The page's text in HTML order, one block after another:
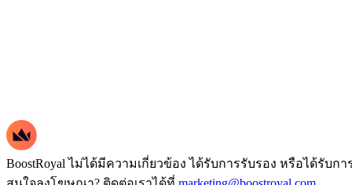
BoostRoyal ไม่ได้มีความเกี่ยวข้อง ได้รับการรับรอง หรือได้รับ